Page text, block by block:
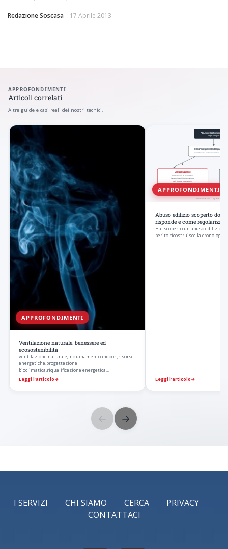
Redazione Soscasa 17 Aprile 2013
APPROFONDIMENTI
Articoli correlati
Altre guide e casi reali dei nostri tecnici.
APPROFONDIMENTI
Ventilazione naturale: benessere ed
ecosostenibilità
ventilazione naturale,Inquinamento indoor ,risorse
energetiche,progettazione
bioclimatica,riqualificazione energetica
edifici,architettura…
Leggi l’articolo→
APPROFONDIMENTI
Abuso edilizio scoperto
risponde e come
Hai scoperto un abuso edilizio
perito ricostruisce la cronologia
Leggi l’articolo→
← →
I SERVIZI CHI SIAMO CERCA
PRIVACY
CONTATTACI